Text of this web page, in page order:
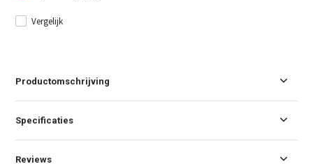
Vergelijk
Productomschrijving
Specificaties
Reviews